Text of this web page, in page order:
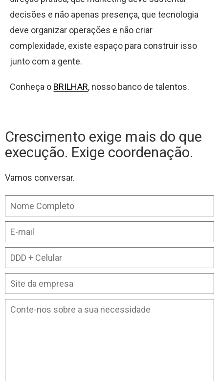
decisões e não apenas presença, que tecnologia
deve organizar operações e não criar
complexidade, existe espaço para construir isso
junto com a gente.
Conheça o BRILHAR, nosso banco de talentos.
Crescimento exige mais do que
execução. Exige coordenação.
Vamos conversar.